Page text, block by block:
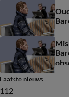
Laatste nieuws
112